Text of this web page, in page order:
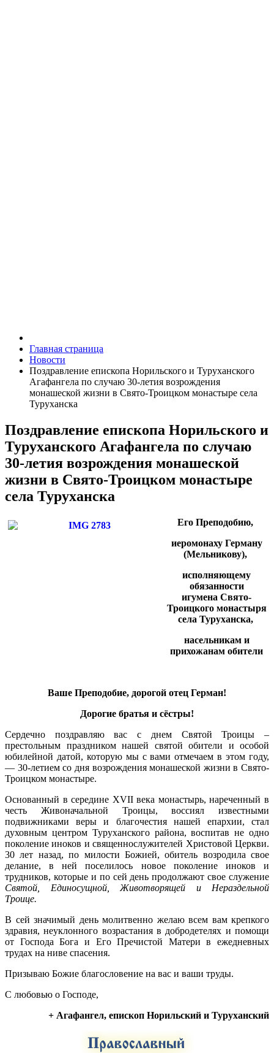
Главная страница
Новости
Поздравление епископа Норильского и Туруханского
Агафангела по случаю 30-летия возрождения
монашеской жизни в Свято-Троицком монастыре села
Туруханска
Поздравление епископа Норильского и
Туруханского Агафангела по случаю
30-летия возрождения монашеской
жизни в Свято-Троицком монастыре
села Туруханска
Его Преподобию,
иеромонаху Герману
(Мельникову),
исполняющему
обязанности
игумена Свято-
Троицкого монастыря
села Туруханска,
насельникам и
прихожанам обители
Ваше Преподобие, дорогой отец Герман!
Дорогие братья и сёстры!
Сердечно поздравляю вас с днем Святой Троицы –
престольным праздником нашей святой обители и особой
юбилейной датой, которую мы с вами отмечаем в этом году,
— 30-летием со дня возрождения монашеской жизни в Свято-
Троицком монастыре.
Основанный в середине XVII века монастырь, нареченный в
честь Живоначальной Троицы, воссиял известными
подвижниками веры и благочестия нашей епархии, стал
духовным центром Туруханского района, воспитав не одно
поколение иноков и священнослужителей Христовой Церкви.
30 лет назад, по милости Божией, обитель возродила свое
делание, в ней поселилось новое поколение иноков и
трудников, которые и по сей день продолжают свое служение
Святой, Единосущной, Животворящей и Нераздельной
Троице.
В сей значимый день молитвенно желаю всем вам крепкого
здравия, неуклонного возрастания в добродетелях и помощи
от Господа Бога и Его Пречистой Матери в ежедневных
трудах на ниве спасения.
Призываю Божие благословение на вас и ваши труды.
С любовью о Господе,
+ Агафангел, епископ Норильский и Туруханский